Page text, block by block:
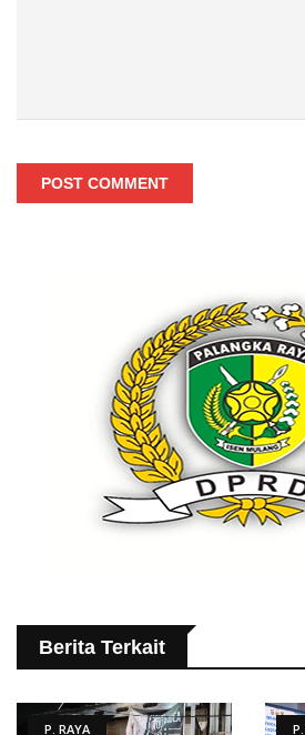
POST COMMENT
Berita Terkait
P. RAYA